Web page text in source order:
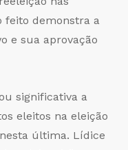
feito demonstra a
e sua aprovação
significativa a
eleitos na eleição
última. Lídice